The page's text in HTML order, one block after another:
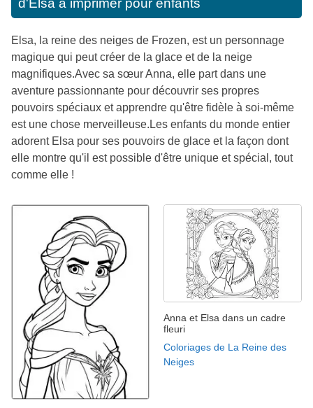
Elsa, la reine des neiges de Frozen, est un personnage
magique qui peut créer de la glace et de la neige
magnifiques.Avec sa sœur Anna, elle part dans une
aventure passionnante pour découvrir ses propres
pouvoirs spéciaux et apprendre qu'être fidèle à soi-même
est une chose merveilleuse.Les enfants du monde entier
adorent Elsa pour ses pouvoirs de glace et la façon dont
elle montre qu'il est possible d'être unique et spécial, tout
comme elle !
Anna et Elsa dans un cadre
fleuri
Coloriages de La Reine des
Neiges